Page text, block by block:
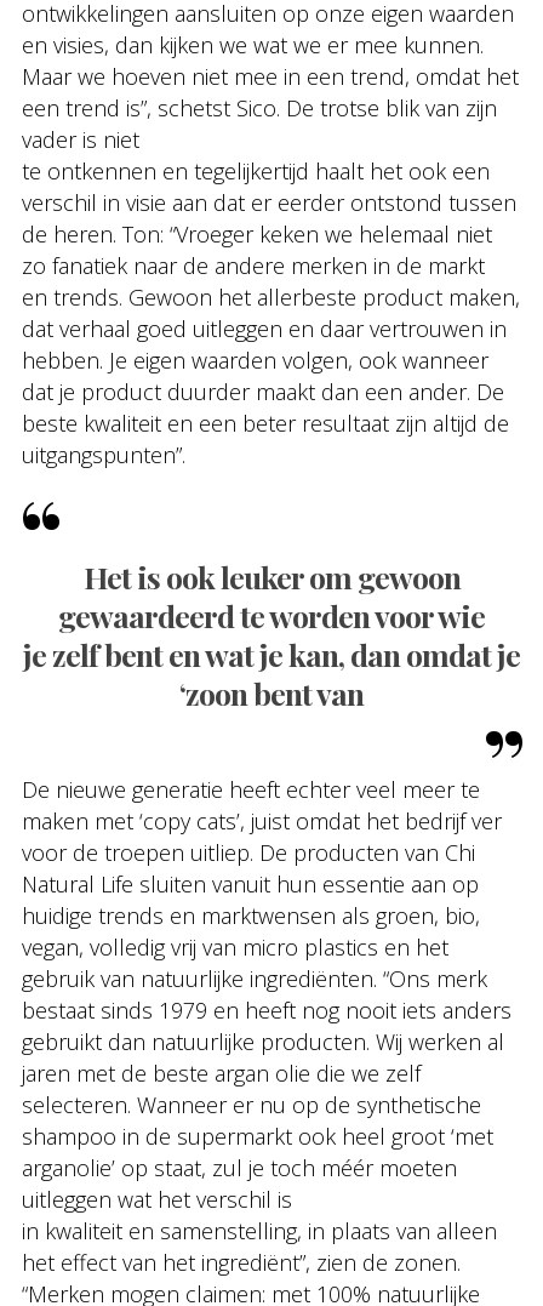
ontwikkelingen aansluiten op onze eigen waarden
en visies, dan kijken we wat we er mee kunnen.
Maar we hoeven niet mee in een trend, omdat het
een trend is”, schetst Sico. De trotse blik van zijn
vader is niet
te ontkennen en tegelijkertijd haalt het ook een
verschil in visie aan dat er eerder ontstond tussen
de heren. Ton: “Vroeger keken we helemaal niet
zo fanatiek naar de andere merken in de markt
en trends. Gewoon het allerbeste product maken,
dat verhaal goed uitleggen en daar vertrouwen in
hebben. Je eigen waarden volgen, ook wanneer
dat je product duurder maakt dan een ander. De
beste kwaliteit en een beter resultaat zijn altijd de
uitgangspunten”.
Het is ook leuker om gewoon
gewaardeerd te worden voor wie
je zelf bent en wat je kan, dan omdat je
‘zoon bent van
De nieuwe generatie heeft echter veel meer te
maken met ‘copy cats’, juist omdat het bedrijf ver
voor de troepen uitliep. De producten van Chi
Natural Life sluiten vanuit hun essentie aan op
huidige trends en marktwensen als groen, bio,
vegan, volledig vrij van micro plastics en het
gebruik van natuurlijke ingrediënten. “Ons merk
bestaat sinds 1979 en heeft nog nooit iets anders
gebruikt dan natuurlijke producten. Wij werken al
jaren met de beste argan olie die we zelf
selecteren. Wanneer er nu op de synthetische
shampoo in de supermarkt ook heel groot ‘met
arganolie’ op staat, zul je toch méér moeten
uitleggen wat het verschil is
in kwaliteit en samenstelling, in plaats van alleen
het effect van het ingrediënt”, zien de zonen.
“Merken mogen claimen: met 100% natuurlijke